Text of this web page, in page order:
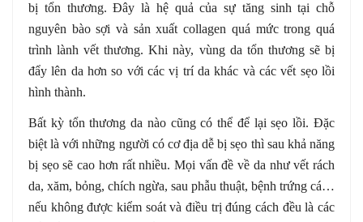
bị tổn thương. Đây là hệ quả của sự tăng sinh tại chỗ
nguyên bào sợi và sản xuất collagen quá mức trong quá
trình lành vết thương. Khi này, vùng da tổn thương sẽ bị
đẩy lên da hơn so với các vị trí da khác và các vết sẹo lồi
hình thành.
Bất kỳ tổn thương da nào cũng có thể để lại sẹo lồi. Đặc
biệt là với những người có cơ địa dễ bị sẹo thì sau khả năng
bị sẹo sẽ cao hơn rất nhiều. Mọi vấn đề về da như vết rách
da, xăm, bỏng, chích ngừa, sau phẫu thuật, bệnh trứng cá…
nếu không được kiểm soát và điều trị đúng cách đều là các